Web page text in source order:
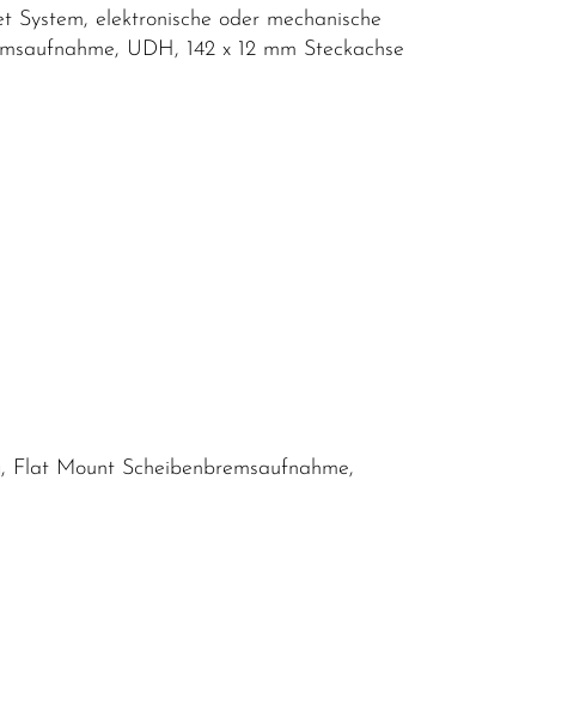
System, elektronische oder mechanische
UDH, 142 x 12 mm Steckachse
Flat Mount Scheibenbremsaufnahme,